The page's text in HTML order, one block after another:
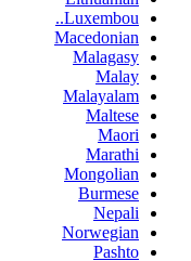
Luxembou..
Macedonian
Malagasy
Malay
Malayalam
Maltese
Maori
Marathi
Mongolian
Burmese
Nepali
Norwegian
Pashto